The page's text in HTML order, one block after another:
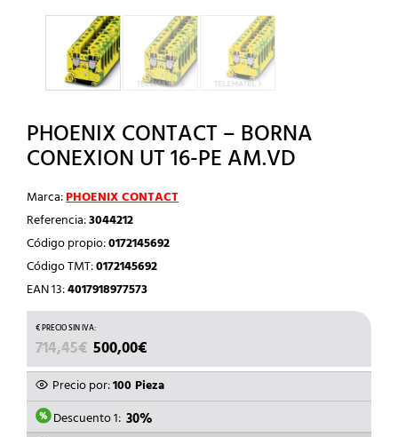
PHOENIX CONTACT – BORNA
CONEXION UT 16-PE AM.VD
Marca:PHOENIX CONTACT
Referencia:3044212
Código propio:0172145692
Código TMT:0172145692
EAN 13:4017918977573
714,45€ EL
PRECIO
ORIGINAL
ERA:
714,45€.
500,00€
PRECIO
ACTUAL
ES:
500,00€.
Precio por:100 Pieza
Descuento 1: 30%